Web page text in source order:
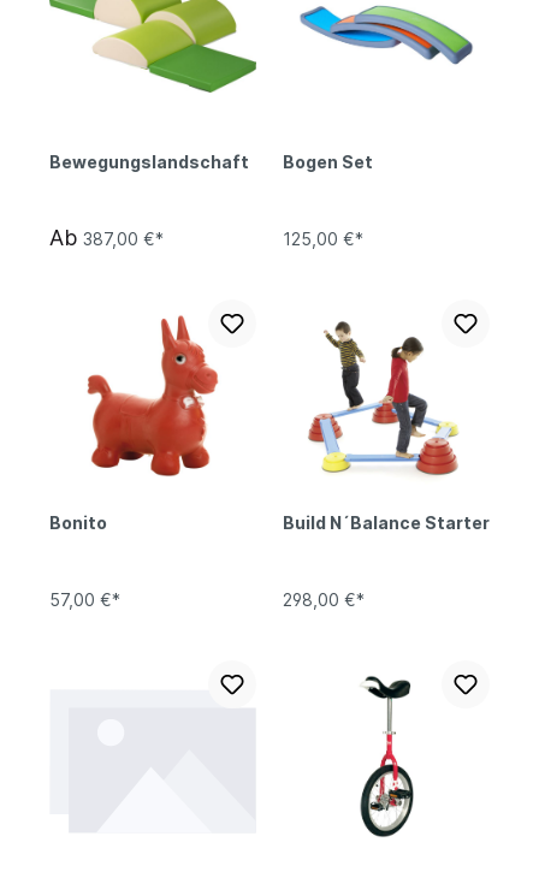
Bewegungslandschaft
Ab 387,00 €*
Bogen Set
125,00 €*
Bonito
57,00 €*
Build N´Balance Starter
298,00 €*